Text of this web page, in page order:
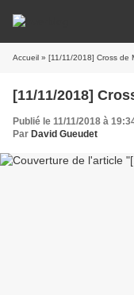
Accueil » [11/11/2018] Cross de
[11/11/2018]
Publié le 11/11/2018 à
Par David Gueudet